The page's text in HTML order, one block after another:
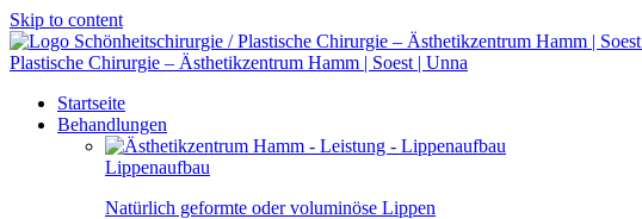
Skip to content
Plastische Chirurgie – Ästhetikzentrum Hamm | Soest | Unna
Startseite
Behandlungen
Lippenaufbau
Natürlich geformte oder voluminöse Lippen